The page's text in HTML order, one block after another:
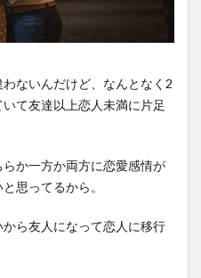
ないんだけど、なんとなく2
て友達以上恋人未満に片足
か一方か両方に恋愛感情が
思ってるから。
ら友人になって恋人に移行